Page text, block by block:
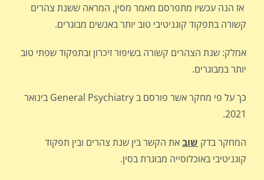
אז הנה עכשיו מתפרסם מאמר מסין, המראה ששנת צהרים
קשורה בתפקוד קוגניטיבי טוב יותר באנשים מבוגרים.
אמלק: שנת הצהרים קשורה בשיפור זיכרון ובתפקוד שפתי טוב
יותר במבוגרים.
כך על פי מחקר אשר פורסם ב General Psychiatry בינואר
2021.
המחקר בדק שובאת הקשר בין שנת צהרים ובין תפקוד
קוגניטיבי באוכלוסייה מבוגרת בסין.